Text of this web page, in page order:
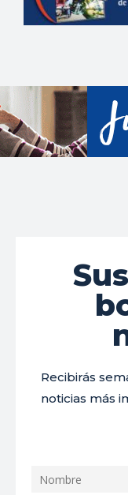
Recibirás
noticias más